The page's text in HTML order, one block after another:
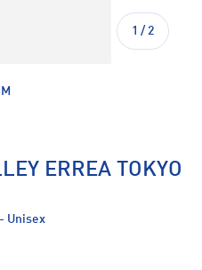
1 / di
2
ERREA TOKYO
Unisex